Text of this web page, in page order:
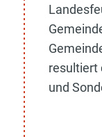
resultiert
und